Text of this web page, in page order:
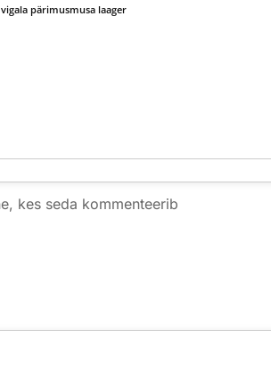
vigala pärimusmusa laager